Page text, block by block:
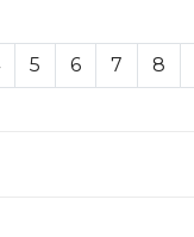
5 6 7 8